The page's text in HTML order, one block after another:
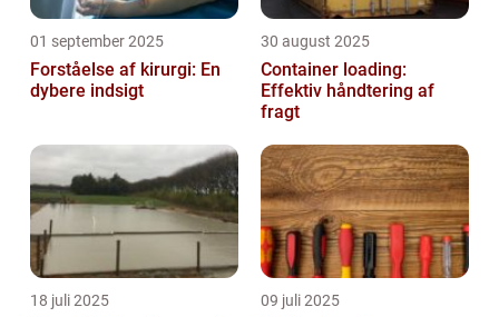
01 september 2025
Forståelse af kirurgi: En
dybere indsigt
30 august 2025
Container loading:
Effektiv håndtering af
fragt
18 juli 2025 09 juli 2025